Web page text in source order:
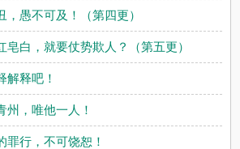
愚不可及！（第四更）
皂白，就要仗势欺人？（第五更）
解释吧！
州，唯他一人！
罪行，不可饶恕！